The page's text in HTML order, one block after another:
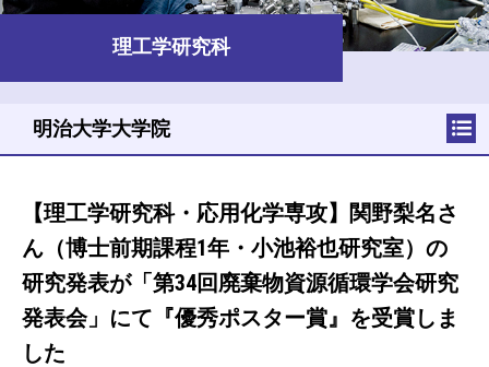
理工学研究科
【理工学研究科・応用化学専攻】関野梨名さ
ん（博士前期課程1年・小池裕也研究室）の
研究発表が「第34回廃棄物資源循環学会研究
発表会」にて『優秀ポスター賞』を受賞しま
した
明治大学大学院